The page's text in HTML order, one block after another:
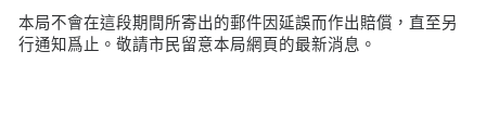
本局不會在這段期間所寄出的郵件因延誤而作出賠償，直至另
行通知爲止。敬請市民留意本局網頁的最新消息。